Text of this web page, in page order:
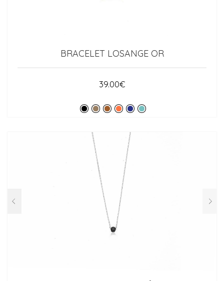
BRACELET LOSANGE OR
39.00€